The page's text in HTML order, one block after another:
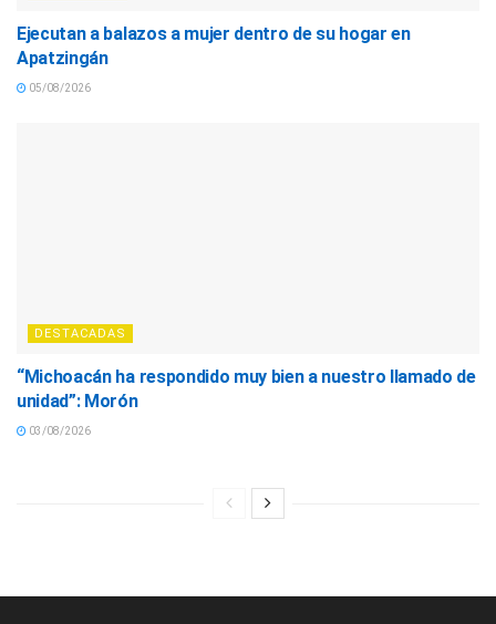
Ejecutan a balazos a mujer dentro de su hogar en
Apatzingán
05/08/2026
DESTACADAS
“Michoacán ha respondido muy bien a nuestro llamado de
unidad”: Morón
03/08/2026